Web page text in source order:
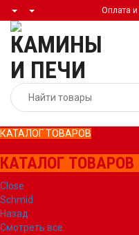
Оплата и
КАТАЛОГ ТОВАРОВ
КАТАЛОГ ТОВАРОВ
Close
Schmid
Назад
Смотреть все